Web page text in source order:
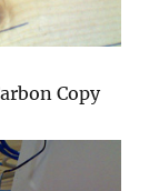
Copy